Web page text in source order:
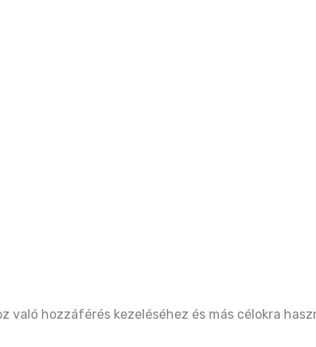
hozzáférés kezeléséhez és más célokra